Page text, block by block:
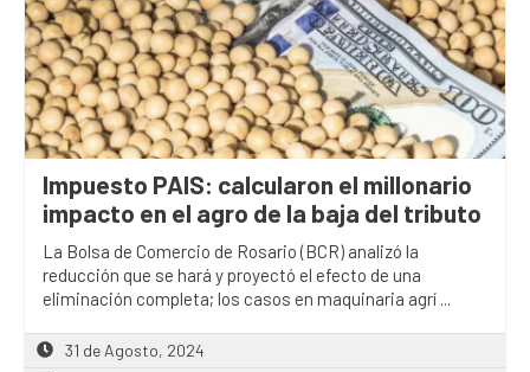
Impuesto PAIS: calcularon el millonario
impacto en el agro de la baja del tributo
La Bolsa de Comercio de Rosario (BCR) analizó la
reducción que se hará y proyectó el efecto de una
eliminación completa; los casos en maquinaria agrí ...
31 de Agosto, 2024